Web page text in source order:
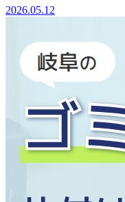
2026.05.12